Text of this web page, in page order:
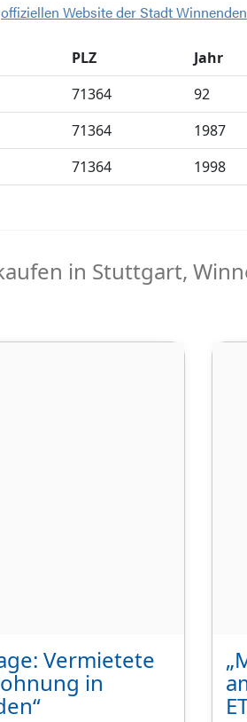
offiziellen Website der Stadt Winnenden
PLZ Jahr
71364 92
71364 1987
71364 1998
in Stuttgart,
Vermietete
in